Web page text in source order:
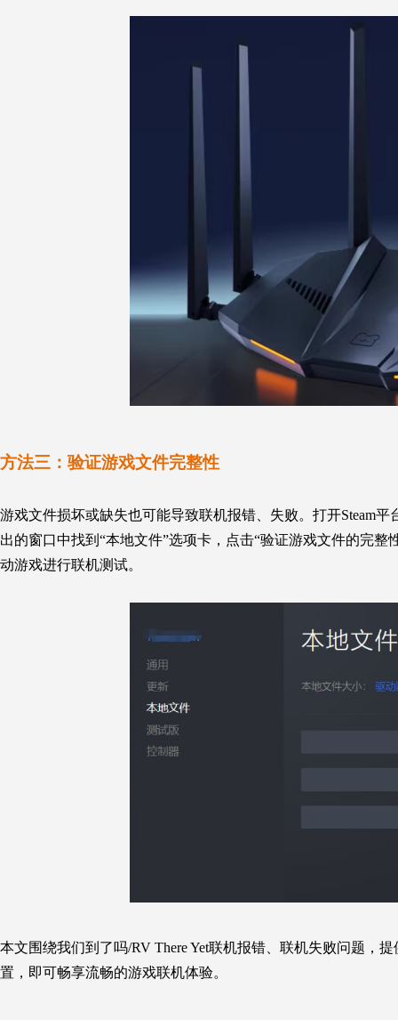
方法三： 验证游戏文件完整性
游戏文件损坏或缺失也可能导致联机报错、失败。打开Steam平
出的窗口中找到“本地文件”选项卡，点击“验证游戏文件的完
动游戏进行联机测试。
本文围绕我们到了吗/RV There Yet联机报错、联机失败问题，
置，即可畅享流畅的游戏联机体验。